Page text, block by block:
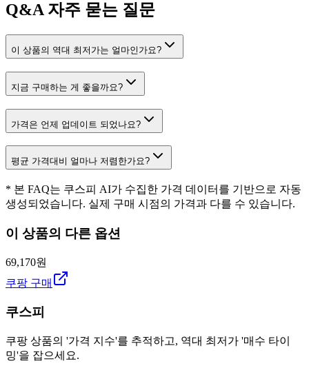
Q&A자주 묻는 질문
이 상품의 역대 최저가는 얼마인가요?
지금 구매하는 게 좋을까요?
가격은 언제 업데이트 되었나요?
평균 가격대비 얼마나 저렴한가요?
* 본 FAQ는 쿠스피 AI가 수집한 가격 데이터를 기반으로 자동
생성되었습니다. 실제 구매 시점의 가격과 다를 수 있습니다.
이 상품의 다른 옵션
69,170원
쿠팡 구매
쿠스피
쿠팡 상품의 '가격 지수'를 추적하고, 역대 최저가 '매수 타이
밍'을 잡으세요.